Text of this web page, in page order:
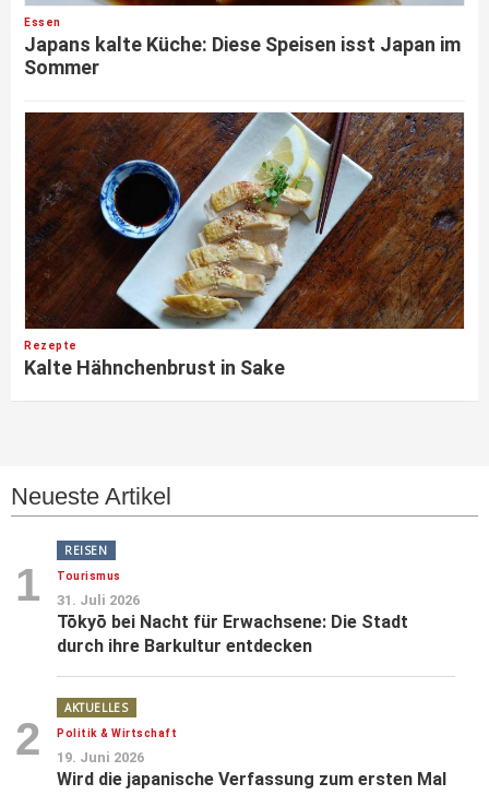
Essen
Japans kalte Küche: Diese Speisen isst Japan im
Sommer
Rezepte
Kalte Hähnchenbrust in Sake
Neueste Artikel
1
REISEN
Tourismus
31. Juli 2026
Tōkyō bei Nacht für Erwachsene: Die Stadt
durch ihre Barkultur entdecken
2
AKTUELLES
Politik & Wirtschaft
19. Juni 2026
Wird die japanische Verfassung zum ersten Mal